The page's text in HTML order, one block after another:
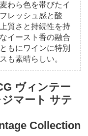
わら色を帯びたイ
レッシュ感と酸
質さと持続性を持
イースト香の融合
もにワインに特別
も素晴らしい。
ヴィンテー
マート サテ
Collection